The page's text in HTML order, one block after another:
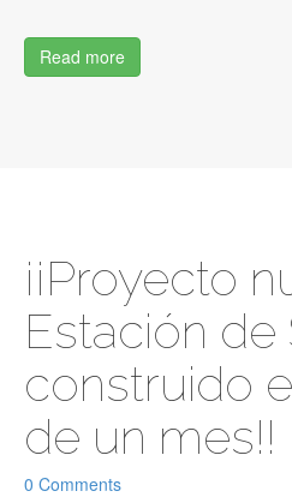
Read more
¡¡Proyecto
Estación de
construido
de un mes!!
0 Comments